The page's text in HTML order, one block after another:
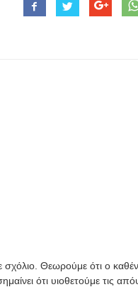
Θεωρούμε ότι ο
ότι υιοθετούμε τις